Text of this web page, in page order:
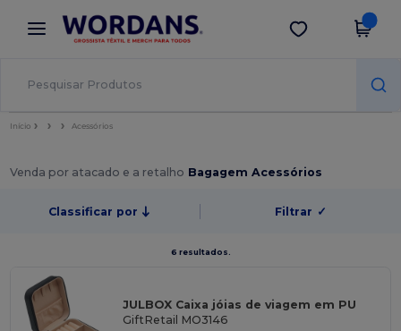
× App Wordans
Melhores preços na app!
Obter app
Início Acessórios
Venda por atacado e a retalho Bagagem Acessórios
Classificar por Filtrar ✓
6 resultados.
JULBOX Caixa jóias de viagem em PU
GiftRetail MO3146